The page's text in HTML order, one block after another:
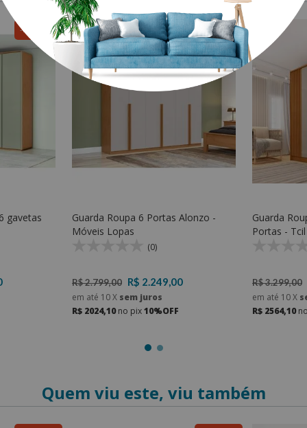
R$ 500,00
gavetas
R$ 550,00
Guarda Roupa 6 Portas Alonzo -
Móveis Lopas
(0)
R$ 2.799,00 R$ 2.249,00
em até 10X sem juros
R$ 2024,10no pix10%OFF
Guarda
Portas -
R$ 3.299,00
em até 10X
R$ 2564,10
Quem viu este, viu também